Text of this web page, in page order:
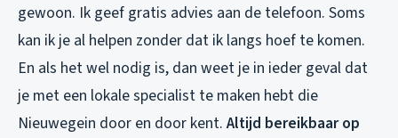
gewoon. Ik geef gratis advies aan de telefoon. Soms
kan ik je al helpen zonder dat ik langs hoef te komen.
En als het wel nodig is, dan weet je in ieder geval dat
je met een lokale specialist te maken hebt die
Nieuwegein door en door kent. Altijd bereikbaar op